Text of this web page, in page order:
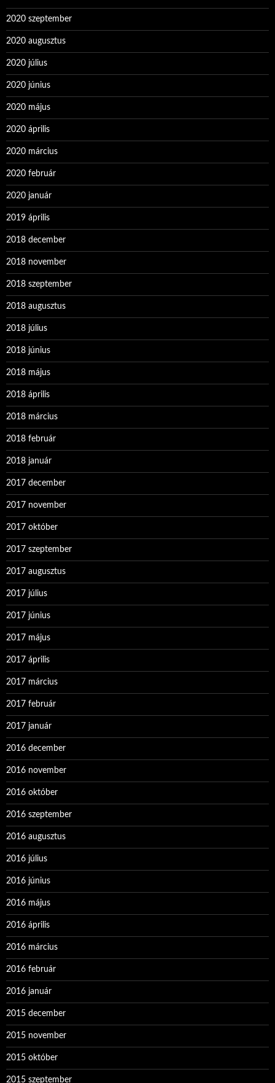
2020 szeptember
2020 augusztus
2020 július
2020 június
2020 május
2020 április
2020 március
2020 február
2020 január
2019 április
2018 december
2018 november
2018 szeptember
2018 augusztus
2018 július
2018 június
2018 május
2018 április
2018 március
2018 február
2018 január
2017 december
2017 november
2017 október
2017 szeptember
2017 augusztus
2017 július
2017 június
2017 május
2017 április
2017 március
2017 február
2017 január
2016 december
2016 november
2016 október
2016 szeptember
2016 augusztus
2016 július
2016 június
2016 május
2016 április
2016 március
2016 február
2016 január
2015 december
2015 november
2015 október
2015 szeptember